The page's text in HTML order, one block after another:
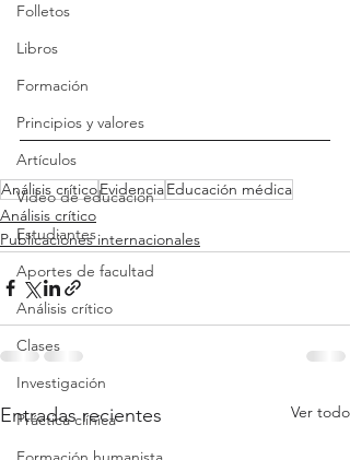
Folletos
Libros
Formación
Principios y valores
Artículos
Video de educación
Estudiantes
Aportes de facultad
Análisis crítico
Clases
Investigación
Práctica clínica
Análisis críticoEvidenciaEducación médica
Análisis crítico
Publicaciones internacionales
Entradas recientes Ver todo